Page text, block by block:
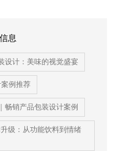
息
设计：美味的视觉盛宴
例推荐
畅销产品包装设计案例
级：从功能饮料到情绪